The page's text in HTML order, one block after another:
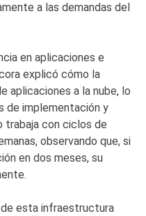
a las demandas del
en aplicaciones e
explicó cómo la
aplicaciones a la nube, lo
de implementación y
trabaja con ciclos de
observando que, si
en dos meses, su
esta infraestructura